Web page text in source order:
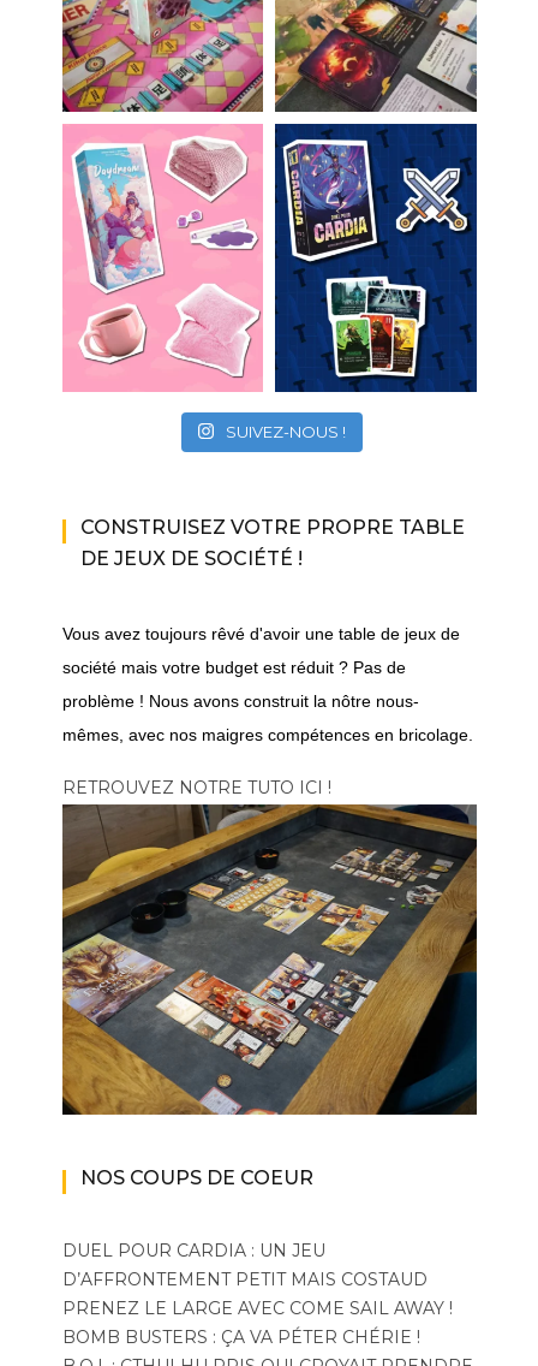
SUIVEZ-NOUS !
CONSTRUISEZ VOTRE PROPRE TABLE
DE JEUX DE SOCIÉTÉ !
Vous avez toujours rêvé d'avoir une table de jeux de
société mais votre budget est réduit ? Pas de
problème ! Nous avons construit la nôtre nous-
mêmes, avec nos maigres compétences en bricolage.
RETROUVEZ NOTRE TUTO ICI !
NOS COUPS DE COEUR
DUEL POUR CARDIA : UN JEU
D’AFFRONTEMENT PETIT MAIS COSTAUD
PRENEZ LE LARGE AVEC COME SAIL AWAY !
BOMB BUSTERS : ÇA VA PÉTER CHÉRIE !